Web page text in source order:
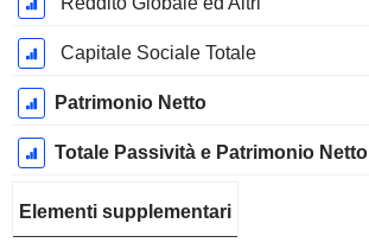
Capitale Sociale Totale
Patrimonio Netto
Totale Passività e Patrimonio Netto
Elementi supplementari